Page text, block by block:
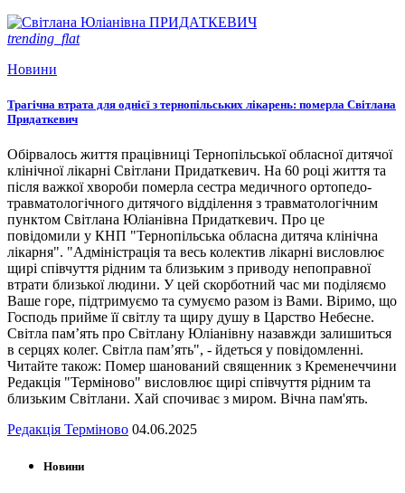
trending_flat
Новини
Трагічна втрата для однієї з тернопільських лікарень: померла Світлана
Придаткевич
Обірвалось життя працівниці Тернопільської обласної дитячої
клінічної лікарні Світлани Придаткевич. На 60 році життя та
після важкої хвороби померла сестра медичного ортопедо-
травматологічного дитячого відділення з травматологічним
пунктом Світлана Юліанівна Придаткевич. Про це
повідомили у КНП "Тернопільська обласна дитяча клінічна
лікарня". "Адміністрація та весь колектив лікарні висловлює
щирі співчуття рідним та близьким з приводу непоправної
втрати близької людини. У цей скорботний час ми поділяємо
Ваше горе, підтримуємо та сумуємо разом із Вами. Віримо, що
Господь прийме її світлу та щиру душу в Царство Небесне.
Світла пам’ять про Світлану Юліанівну назавжди залишиться
в серцях колег. Світла пам’ять", - йдеться у повідомленні.
Читайте також: Помер шанований священник з Кременеччини
Редакція "Терміново" висловлює щирі співчуття рідним та
близьким Світлани. Хай спочиває з миром. Вічна пам'ять.
Редакція Терміново 04.06.2025
Новини